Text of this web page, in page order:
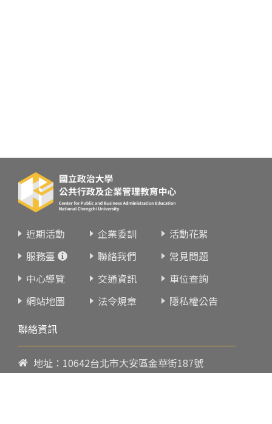
近期活動 企業委訓
活動花絮
服務臺
聯絡我們
常見問題
中心導覽
交通資訊
車位查詢
網站地圖
法令規章
隱私權公告
聯絡資訊
地址：10642台北市大安區金華街187號